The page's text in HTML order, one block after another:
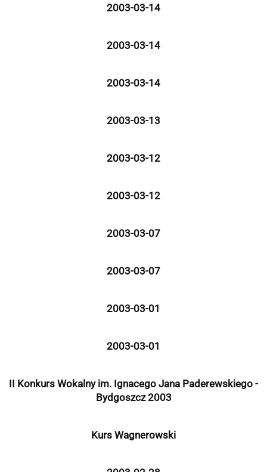
2003-03-14
2003-03-14
2003-03-14
2003-03-13
2003-03-12
2003-03-12
2003-03-07
2003-03-07
2003-03-01
2003-03-01
II Konkurs Wokalny im. Ignacego Jana Paderewskiego -
Bydgoszcz 2003
Kurs Wagnerowski